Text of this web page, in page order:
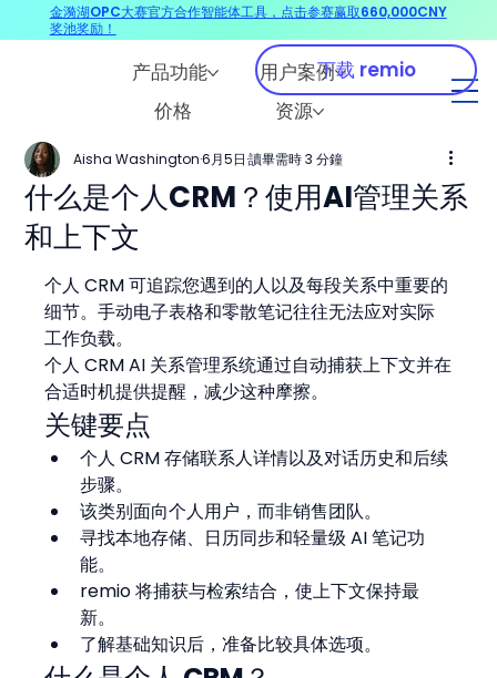
产品功能
用户案例
价格
资源
下载 remio
什么是个人CRM？使用AI管理关系
和上下文
Aisha Washington 6月5日 讀畢需時 3 分鐘
个人 CRM 可追踪您遇到的人以及每段关系中重要的
细节。手动电子表格和零散笔记往往无法应对实际
工作负载。
个人 CRM AI 关系管理系统通过自动捕获上下文并在
合适时机提供提醒，减少这种摩擦。
关键要点
个人 CRM 存储联系人详情以及对话历史和后续
步骤。
该类别面向个人用户，而非销售团队。
寻找本地存储、日历同步和轻量级 AI 笔记功
能。
remio 将捕获与检索结合，使上下文保持最
新。
了解基础知识后，准备比较具体选项。
金漪湖OPC大赛官方合作智能体工具，点击参赛赢取660,000CNY
奖池奖励！